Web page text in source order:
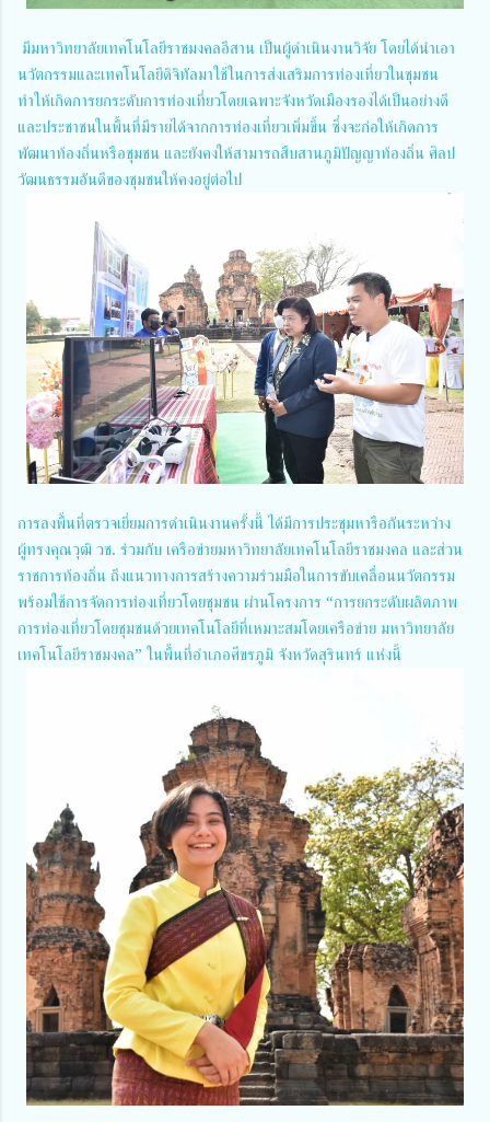
มีมหาวิทยาลัยเทคโนโลยีราชมงคลอีสาน เป็นผู้ดำเนินงานวิจัย โดยได้นำเอา
นวัตกรรมและเทคโนโลยีดิจิทัลมาใช้ในการส่งเสริมการท่องเที่ยวในชุมชน
ทำให้เกิดการยกระดับการท่องเที่ยวโดยเฉพาะจังหวัดเมืองรองได้เป็นอย่างดี
และประชาชนในพื้นที่มีรายได้จากการท่องเที่ยวเพิ่มขึ้น ซึ่งจะก่อให้เกิดการ
พัฒนาท้องถิ่นหรือชุมชน และยังคงให้สามารถสืบสานภูมิปัญญาท้องถิ่น ศิลป
วัฒนธรรมอันดีของชุมชนให้คงอยู่ต่อไป
การลงพื้นที่ตรวจเยี่ยมการดำเนินงานครั้งนี้ ได้มีการประชุมหารือกันระหว่าง
ผู้ทรงคุณวุฒิ วช. ร่วมกับ เครือข่ายมหาวิทยาลัยเทคโนโลยีราชมงคล และส่วน
ราชการท้องถิ่น ถึงแนวทางการสร้างความร่วมมือในการขับเคลื่อนนวัตกรรม
พร้อมใช้การจัดการท่องเที่ยวโดยชุมชน ผ่านโครงการ “การยกระดับผลิตภาพ
การท่องเที่ยวโดยชุมชนด้วยเทคโนโลยีที่เหมาะสมโดยเครือข่าย มหาวิทยาลัย
เทคโนโลยีราชมงคล” ในพื้นที่อำเภอศีขรภูมิ จังหวัดสุรินทร์ แห่งนี้